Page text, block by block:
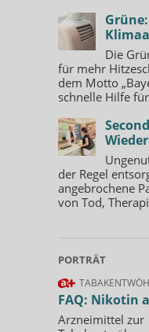
Die
für mehr
dem Motto
schnelle Hilfe
der Regel
angebrochene
von Tod,
PORTRÄT
FAQ: Nikotin
Arzneimittel zur